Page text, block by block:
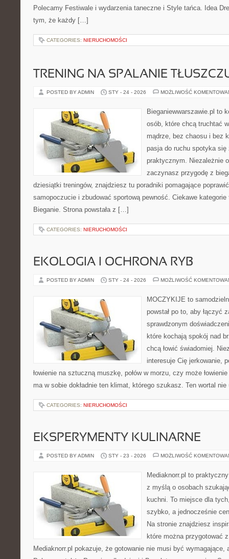
Polecamy Festiwale i wydarzenia taneczne i Style tańca. Idea
tym, że każdy […]
CATEGORIES: NIERUCHOMOŚCI
TRENING NA SPALANIE
POSTED BY ADMIN STY - 24 - 2026 MOŻLIWOŚĆ
Bieganiewwarszawie.pl to
osób, które chcą truchtać
mądrze, bez chaosu i bez
pasja do ruchu spotyka się
praktycznym. Niezależnie
zaczynasz przygodę z
dziesiątki treningów, znajdziesz tu poradniki pomagające
samopoczucie i zbudować sportową pewność. Ciekawe
Bieganie. Strona powstała z […]
CATEGORIES: NIERUCHOMOŚCI
EKOLOGIA I OCHRONA RYB
POSTED BY ADMIN STY - 24 - 2026 MOŻLIWOŚĆ
MOCZYKIJE to
powstał po to, aby łączyć
sprawdzonym
które kochają spokój nad
chcą łowić świadomiej.
interesuje Cię jerkowanie,
łowienie na sztuczną muszkę, połów w morzu, czy może
ma w sobie dokładnie ten klimat, którego szukasz. Ten wortal
CATEGORIES: NIERUCHOMOŚCI
EKSPERYMENTY KULINARNE
POSTED BY ADMIN STY - 23 - 2026 MOŻLIWOŚĆ
Mediaknorr.pl to
z myślą o osobach
kuchni. To miejsce dla
szybko, a jednocześnie
Na stronie znajdziesz
które można przygotować
Mediaknorr.pl pokazuje, że gotowanie nie musi być wymagające,